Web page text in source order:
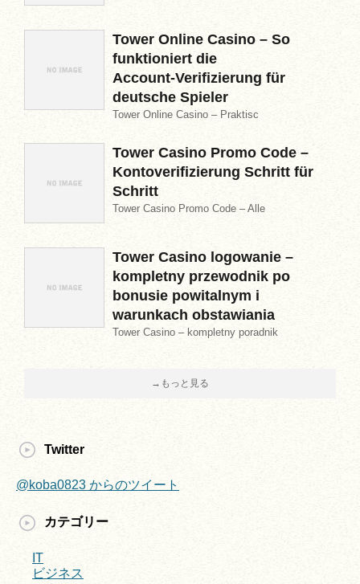
Tower Online Casino – So
funktioniert die
Account‑Verifizierung für
deutsche Spieler
Tower Online Casino – Praktisc
Tower Casino Promo Code –
Kontoverifizierung Schritt für
Schritt
Tower Casino Promo Code – Alle
Tower Casino logowanie –
kompletny przewodnik po
bonusie powitalnym i
warunkach obstawiania
Tower Casino – kompletny poradnik
→もっと見る
Twitter
@koba0823 からのツイート
カテゴリー
IT
ビジネス